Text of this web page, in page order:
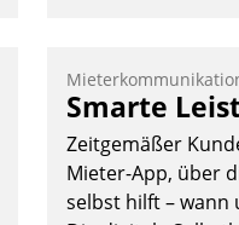
Die monatlichen
Heizungs- und
automatisiert,
Wunsch über
Smarte
Zeitgemäßer
Mieter-App, über
selbst hilft – wann